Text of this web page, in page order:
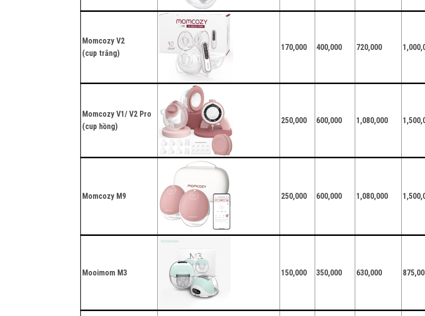
Momcozy V2
(cup trắng)
170,000 400,000 720,000
Momcozy V1/ V2 Pro
(cup hồng)
250,000 600,000 1,080,000
Momcozy M9 250,000 600,000 1,080,000
Mooimom M3 150,000 350,000 630,000